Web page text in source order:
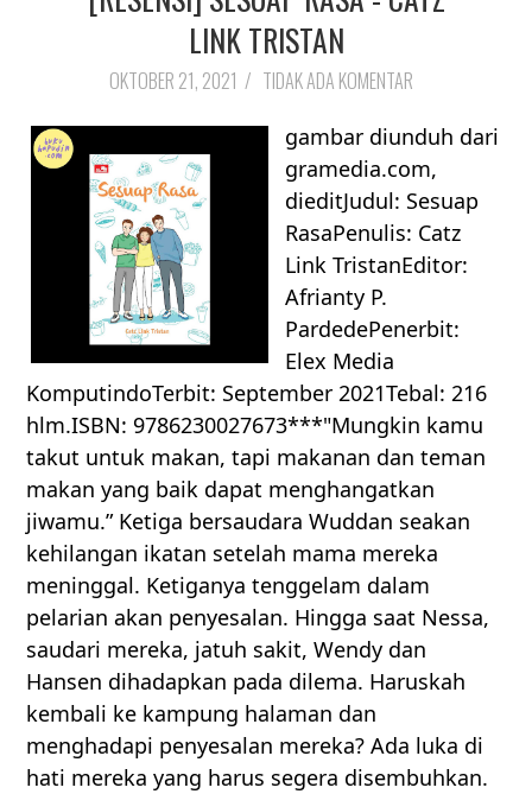
LINK TRISTAN
OKTOBER 21, 2021 / TIDAK ADA KOMENTAR
gambar diunduh dari
gramedia.com,
dieditJudul: Sesuap
RasaPenulis: Catz
Link TristanEditor:
Afrianty P.
PardedePenerbit:
Elex Media
KomputindoTerbit: September 2021Tebal: 216
hlm.ISBN: 9786230027673***"Mungkin kamu
takut untuk makan, tapi makanan dan teman
makan yang baik dapat menghangatkan
jiwamu.” Ketiga bersaudara Wuddan seakan
kehilangan ikatan setelah mama mereka
meninggal. Ketiganya tenggelam dalam
pelarian akan penyesalan. Hingga saat Nessa,
saudari mereka, jatuh sakit, Wendy dan
Hansen dihadapkan pada dilema. Haruskah
kembali ke kampung halaman dan
menghadapi penyesalan mereka? Ada luka di
hati mereka yang harus segera disembuhkan.